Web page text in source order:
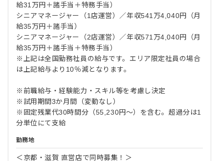
給31万円＋諸手当＋特務手当）
シニアマネージャー（1店運営）／年収541万4,040円（月
給35万円＋諸手当）
シニアマネージャー（2店運営）／年収571万4,040円（月
給35万円＋諸手当＋特務手当）
※上記は全国勤務社員の給与です。エリア限定社員の場合
は上記給与より10％減となります。
※前職給与・経験能力・スキル等を考慮し決定
※試用期間3か月間（変動なし）
※固定残業代30時間分（55,230円～）を含む。超過分は1
分単位にて支給
勤務地
＜京都・滋賀 直営店で同時募集！＞